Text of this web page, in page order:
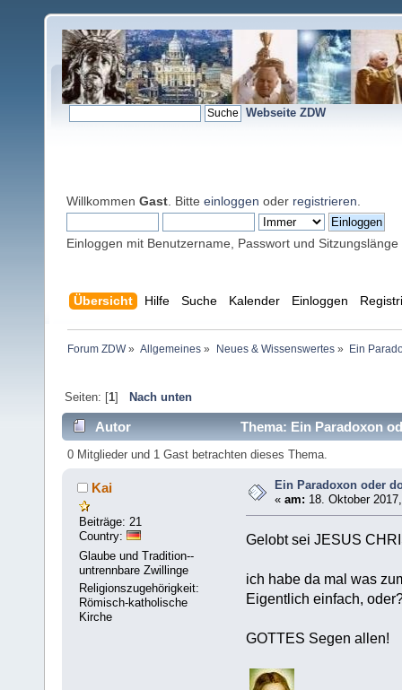
Webseite ZDW
Willkommen Gast . Bitte einloggen oder registrieren
Einloggen mit Benutzername, Passwort und Sitzungslänge
Übersicht Hilfe Suche Kalender Einloggen
Forum ZDW» Allgemeines » Neues & Wissenswertes» Ein
Seiten: [1] Nach unten
Autor Thema: Ein Paradoxon
0 Mitglieder und 1 Gast betrachten dieses Thema.
Kai
Beiträge: 21
Country:
Glaube und Tradition--
untrennbare Zwillinge
Religionszugehörigkeit:
Römisch-katholische
Kirche
Ein Paradoxon oder
«am: 18. Oktober
Gelobt sei JESUS
ich habe da mal was
Eigentlich einfach,
GOTTES Segen allen!